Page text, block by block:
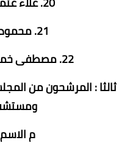
21. محمود عوض المنيا
22. مصطفى خميس الوادي الجديد
ثالثا : المرشحون من
م